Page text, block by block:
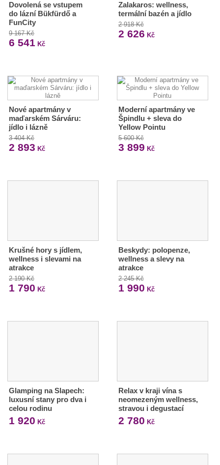
Dovolená se vstupem
do lázní Bükfürdő a
FunCity
9 167 Kč
6 541 Kč
Zalakaros: wellness,
termální bazén a jídlo
2 918 Kč
2 626 Kč
Nové apartmány v
maďarském Sárváru:
jídlo i lázně
3 404 Kč
2 893 Kč
Moderní apartmány ve
Špindlu + sleva do
Yellow Pointu
5 600 Kč
3 899 Kč
Krušné hory s jídlem,
wellness i slevami na
atrakce
2 190 Kč
1 790 Kč
Beskydy: polopenze,
wellness a slevy na
atrakce
2 245 Kč
1 990 Kč
Glamping na Slapech:
luxusní stany pro dva i
celou rodinu
1 920 Kč
Relax v kraji vína s
neomezeným wellness,
stravou i degustací
2 780 Kč